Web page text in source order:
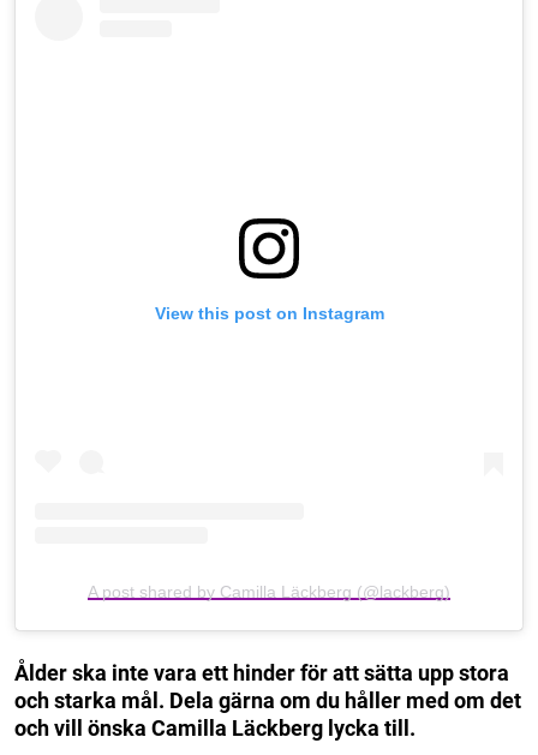
View this post on Instagram
A post shared by Camilla Läckberg (@lackberg)
Ålder ska inte vara ett hinder för att sätta upp stora
och starka mål. Dela gärna om du håller med om det
och vill önska Camilla Läckberg lycka till.